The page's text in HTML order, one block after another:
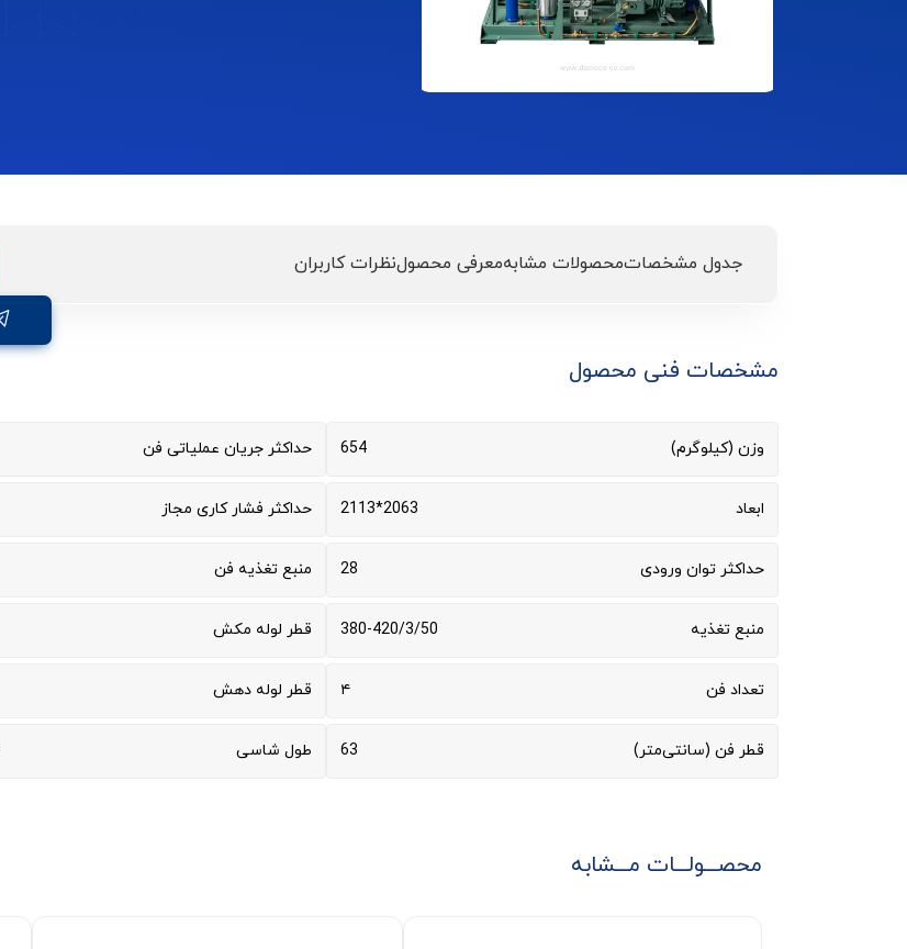
جدول مشخصاتمحصولات مشابهمعرفی محصولنظرات کاربران
مشخصات فنی محصول
وزن (کیلوگرم) 654
ابعاد 2063*2113
حداکثر توان ورودی 28
منبع تغذیه 380-420/3/50
تعداد فن ۴
قطر فن (سانتی‌متر) 63
حداکثر جریان عملیاتی فن
حداکثر فشار کاری مجاز
منبع تغذیه فن
قطر لوله مکش
قطر لوله دهش
طول شاسی
محصـــولـــات مـــشابه